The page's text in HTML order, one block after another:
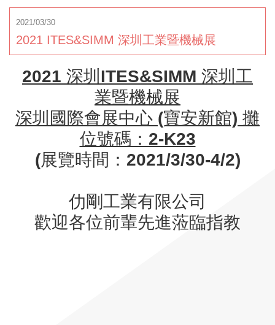
2021/03/30
2021 ITES&SIMM 深圳工業暨機械展
2021 深圳ITES&SIMM 深圳工
業暨機械展
深圳國際會展中心 (寶安新館) 攤
位號碼：2-K23
(展覽時間：2021/3/30-4/2)
仂剛工業有限公司
歡迎各位前輩先進蒞臨指教